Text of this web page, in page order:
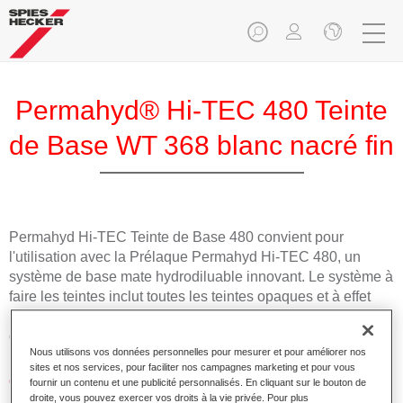
Permahyd® Hi-TEC 480 Teinte
de Base WT 368 blanc nacré fin
Permahyd Hi-TEC Teinte de Base 480 convient pour
l'utilisation avec la Prélaque Permahyd Hi-TEC 480, un
système de base mate hydrodiluable innovant. Le système à
faire les teintes inclut toutes les teintes opaques et à effet
nécessaires pour la réparation carrosserie de haute qualité
des voitures de tourisme.
Caractéristiques du produit
Nous utilisons vos données personnelles pour mesurer et pour améliorer nos
sites et nos services, pour faciliter nos campagnes marketing et pour vous
fournir un contenu et une publicité personnalisés. En cliquant sur le bouton de
droite, vous pouvez exercer vos droits à la vie privée. Pour plus